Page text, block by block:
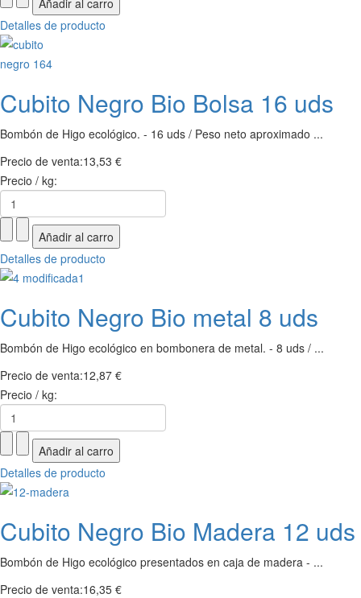
Detalles de producto
Cubito Negro Bio Bolsa 16 uds
Bombón de Higo ecológico. - 16 uds / Peso neto aproximado ...
Precio de venta:13,53 €
Precio / kg:
Detalles de producto
Cubito Negro Bio metal 8 uds
Bombón de Higo ecológico en bombonera de metal. - 8 uds / ...
Precio de venta:12,87 €
Precio / kg:
Detalles de producto
Cubito Negro Bio Madera 12 uds
Bombón de Higo ecológico presentados en caja de madera - ...
Precio de venta:16,35 €